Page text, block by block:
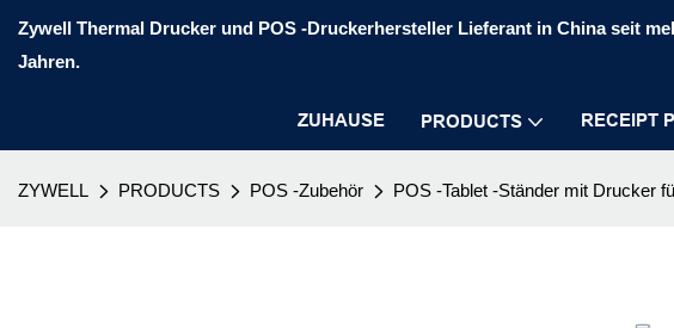
Zywell Thermal Drucker und POS -Druckerhersteller Lieferant in China seit
Jahren.
ZUHAUSE PRODUCTS RECEIPT
ZYWELL PRODUCTS POS -Zubehör POS -Tablet -Ständer mit Drucker